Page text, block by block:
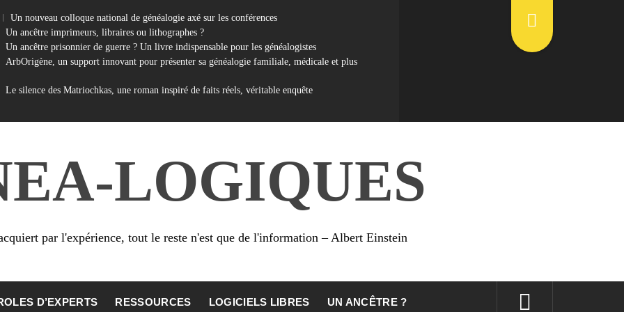
Un nouveau colloque national de généalogie axé sur les conférences
Un ancêtre imprimeurs, libraires ou lithographes ?
Un ancêtre prisonnier de guerre ? Un livre indispensable pour les généalogistes
ArbOrigène, un support innovant pour présenter sa généalogie familiale, médicale et plus
Le silence des Matriochkas, une roman inspiré de faits réels, véritable enquête
LOGIQUES
par l'expérience, tout le reste n'est que de l'information – Albert Einstein
D’EXPERTS RESSOURCES LOGICIELS LIBRES UN ANCÊTRE ?